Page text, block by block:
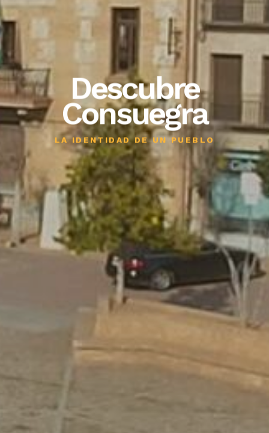
Descubre
Consuegra
LA IDENTIDAD DE UN PUEBLO